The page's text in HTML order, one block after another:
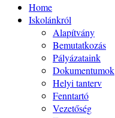
Home
Iskolánkról
Alapítvány
Bemutatkozás
Pályázataink
Dokumentumok
Helyi tanterv
Fenntartó
Vezetőség